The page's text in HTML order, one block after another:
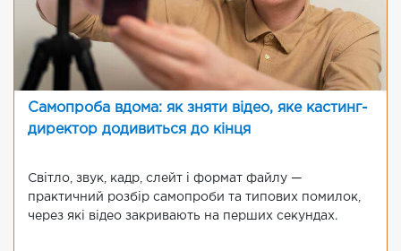
Самопроба вдома: як зняти відео, яке кастинг-
директор додивиться до кінця
Світло, звук, кадр, слейт і формат файлу —
практичний розбір самопроби та типових помилок,
через які відео закривають на перших секундах.